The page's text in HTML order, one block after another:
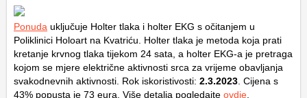
Ponuda uključuje Holter tlaka i holter EKG s očitanjem u
Poliklinici Holoart na Kvatriću. Holter tlaka je metoda koja prati
kretanje krvnog tlaka tijekom 24 sata, a holter EKG-a je pretraga
kojom se mjere električne aktivnosti srca za vrijeme obavljanja
svakodnevnih aktivnosti. Rok iskoristivosti: 2.3.2023 . Cijena s
43% popusta je 73 eura. Više detalja pogledajte ovdje